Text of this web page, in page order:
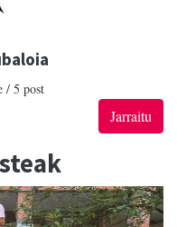
/ 5 post
Jarraitu